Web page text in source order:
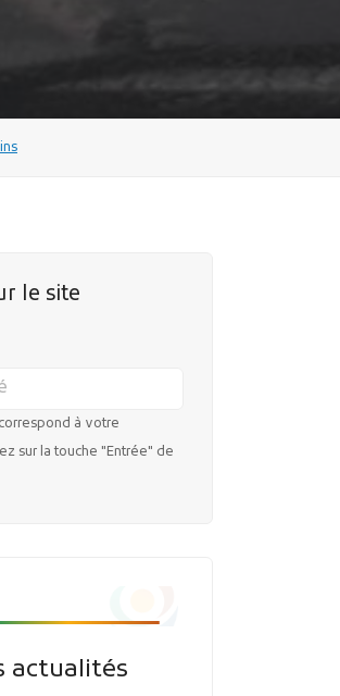
le site
à votre
sur la touche "Entrée" de
actualités